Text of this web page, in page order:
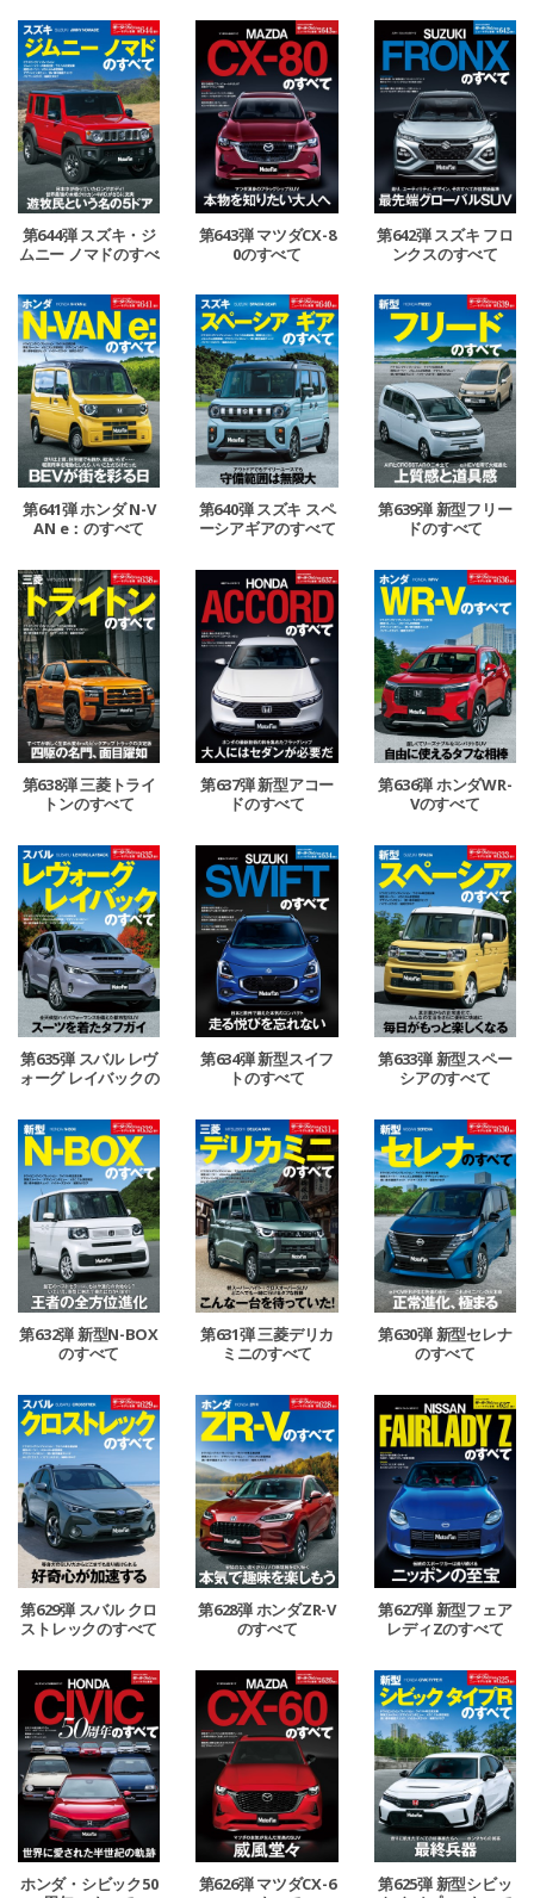
第644弾 スズキ・ジ
ムニー ノマドのすべ
第643弾 マツダCX-8
0のすべて
第642弾 スズキ フロ
ンクスのすべて
第641弾 ホンダ N-V
AN e：のすべて
第640弾 スズキ スペ
ーシアギアのすべて
第639弾 新型フリー
ドのすべて
第638弾 三菱トライ
トンのすべて
第637弾 新型アコー
ドのすべて
第636弾 ホンダWR-
Vのすべて
第635弾 スバル レヴ
ォーグ レイバックの
第634弾 新型スイフ
トのすべて
第633弾 新型スペー
シアのすべて
第632弾 新型N-BOX
のすべて
第631弾 三菱デリカ
ミニのすべて
第630弾 新型セレナ
のすべて
第629弾 スバル クロ
ストレックのすべて
第628弾 ホンダZR-V
のすべて
第627弾 新型フェア
レディZのすべて
ホンダ・シビック50
第626弾 マツダCX-6
第625弾 新型シビッ